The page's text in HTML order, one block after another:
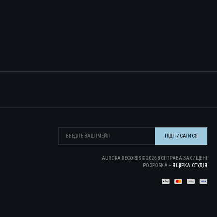
AURORA RECORDS ©2026 ВСІ ПРАВА ЗАХИЩЕНІ
РОЗРОБКА – ЯЩІРКА CТУДІЯ